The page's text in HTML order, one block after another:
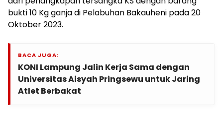
bukti 10 Kg ganja di Pelabuhan Bakauheni pada 20
Oktober 2023.
BACA JUGA:
KONI Lampung Jalin Kerja Sama dengan
Universitas Aisyah Pringsewu untuk Jaring
Atlet Berbakat